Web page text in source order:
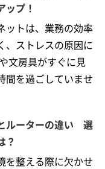
ップ！
ットは、業務の効率
、ストレスの原因に
文房具がすぐに見
間を過ごしていませ
ルーターの違い 選
？
を整える際に欠かせ